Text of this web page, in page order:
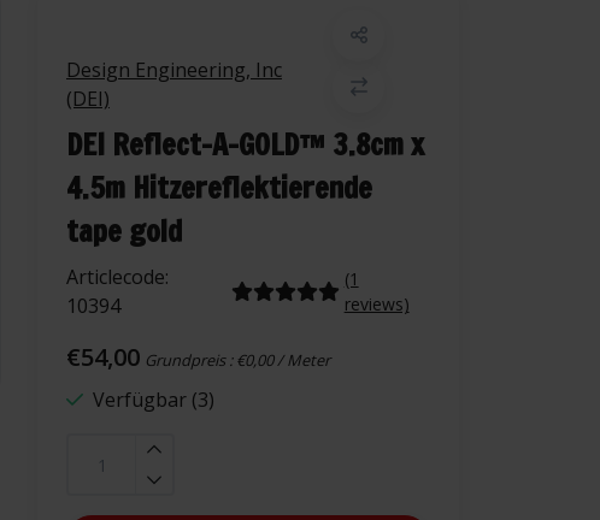
Design Engineering, Inc
(DEI)
DEI Reflect-A-GOLD™ 3.8cm x
4.5m Hitzereflektierende
tape gold
Articlecode:
10394
(1
reviews)
€54,00 Grundpreis : €0,00 / Meter
Verfügbar (3)